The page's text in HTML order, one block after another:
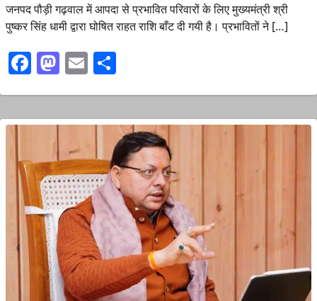
जनपद पौड़ी गढ़वाल में आपदा से प्रभावित परिवारों के लिए मुख्यमंत्री श्री
पुष्कर सिंह धामी द्वारा घोषित राहत राशि बाँट दी गयी है। प्रभावितों ने […]
Facebook
Mastodon
Email